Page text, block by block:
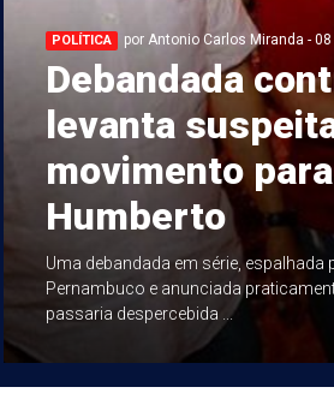
POLÍTICA por Antonio Carlos Miranda -
Debandada
levanta
movimento
Humberto
Uma debandada em série, espalhada
Pernambuco e anunciada
passaria despercebida ...